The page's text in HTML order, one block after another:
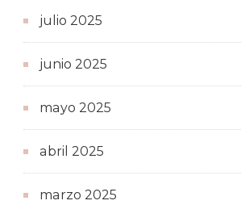
julio 2025
junio 2025
mayo 2025
abril 2025
marzo 2025